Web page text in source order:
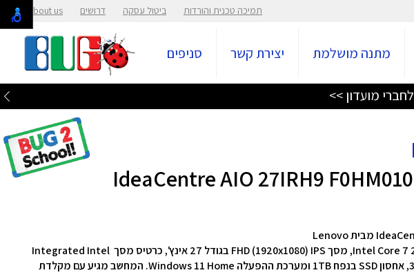
תמיכה טכנית והורדות ביטול עסקה דרושים About us
מתנה מושלמת יצירת קשר סניפים
המחשב מצויד במעבד Intel Core 7 240H, מסך FHD (1920x1080) IPS בגודל 27 אינץ', כרטיס מסך Integrated Intel
המחשב מגיע עם מקלדת